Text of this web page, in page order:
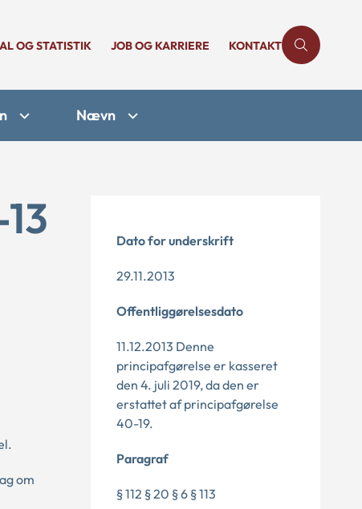
OG STATISTIK JOB OG KARRIERE KONTAKT
Nævn
om
Dato for underskrift
29.11.2013
Offentliggørelsesdato
11.12.2013 Denne
principafgørelse er kasseret
den 4. juli 2019, da den er
erstattet af principafgørelse
40-19.
Paragraf
§ 112 § 20 § 6 § 113